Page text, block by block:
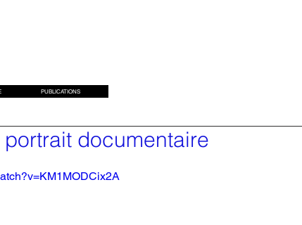
PUBLICATIONS
documentaire